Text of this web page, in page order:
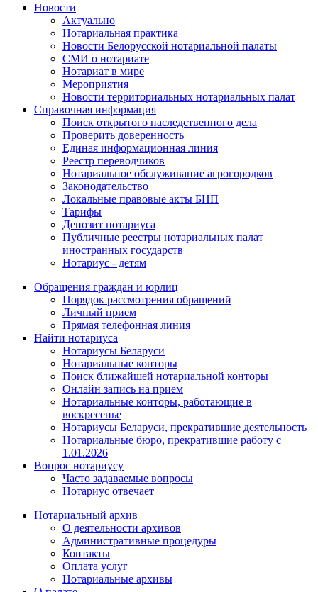
Новости
Актуально
Нотариальная практика
Новости Белорусской нотариальной палаты
СМИ о нотариате
Нотариат в мире
Мероприятия
Новости территориальных нотариальных палат
Справочная информация
Поиск открытого наследственного дела
Проверить доверенность
Единая информационная линия
Реестр переводчиков
Нотариальное обслуживание агрогородков
Законодательство
Локальные правовые акты БНП
Тарифы
Депозит нотариуса
Публичные реестры нотариальных палат
иностранных государств
Нотариус - детям
Обращения граждан и юрлиц
Порядок рассмотрения обращений
Личный прием
Прямая телефонная линия
Найти нотариуса
Нотариусы Беларуси
Нотариальные конторы
Поиск ближайшей нотариальной конторы
Онлайн запись на прием
Нотариальные конторы, работающие в
воскресенье
Нотариусы Беларуси, прекратившие деятельность
Нотариальные бюро, прекратившие работу с
1.01.2026
Вопрос нотариусу
Часто задаваемые вопросы
Нотариус отвечает
Нотариальный архив
О деятельности архивов
Административные процедуры
Контакты
Оплата услуг
Нотариальные архивы